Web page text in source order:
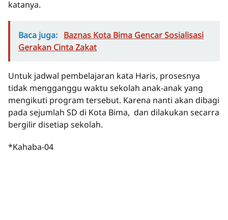
katanya.
Baca juga: Baznas Kota Bima Gencar Sosialisasi
Gerakan Cinta Zakat
Untuk jadwal pembelajaran kata Haris, prosesnya
tidak mengganggu waktu sekolah anak-anak yang
mengikuti program tersebut. Karena nanti akan dibagi
pada sejumlah SD di Kota Bima, dan dilakukan secarra
bergilir disetiap sekolah.
*Kahaba-04